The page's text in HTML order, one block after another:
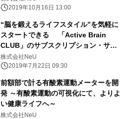
2019年10月16日 13:00
“脳を鍛えるライフスタイル”を気軽に
スタートできる 「Active Brain
CLUB」のサブスクリプション・サー
ビスを 2019年7月22日に開始
株式会社NeU
2019年7月22日 09:30
前額部で計る有酸素運動メーターを開
発 ～有酸素運動の可視化にて、よりよ
い健康ライフへ～
株式会社NeU